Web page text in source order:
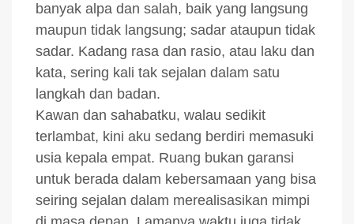
banyak alpa dan salah, baik yang langsung
maupun tidak langsung; sadar ataupun tidak
sadar. Kadang rasa dan rasio, atau laku dan
kata, sering kali tak sejalan dalam satu
langkah dan badan.
Kawan dan sahabatku, walau sedikit
terlambat, kini aku sedang berdiri memasuki
usia kepala empat. Ruang bukan garansi
untuk berada dalam kebersamaan yang bisa
seiring sejalan dalam merealisasikan mimpi